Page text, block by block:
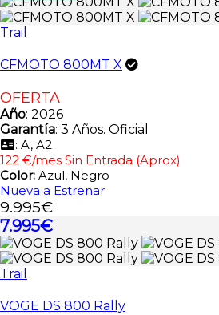
Trail
CFMOTO 800MT X
OFERTA
Año: 2026
Garantía: 3 Años. Oficial
: A, A2
122 €/mes Sin Entrada (Aprox)
Color: Azul, Negro
Nueva a Estrenar
9.995€
7.995€
Trail
VOGE DS 800 Rally